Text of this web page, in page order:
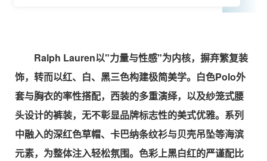
Ralph Lauren以"力量与性感"为内核，摒弃繁复装
饰，转而以红、白、黑三色构建极简美学。白色Polo外
套与胸衣的率性搭配，西装的多重演绎，以及纱笼式腰
头设计的裤装，无不彰显品牌标志性的美式优雅。系列
中融入的深红色草帽、卡巴纳条纹衫与贝壳吊坠等海滨
元素，为整体注入轻松氛围。色彩上黑白红的严谨配比